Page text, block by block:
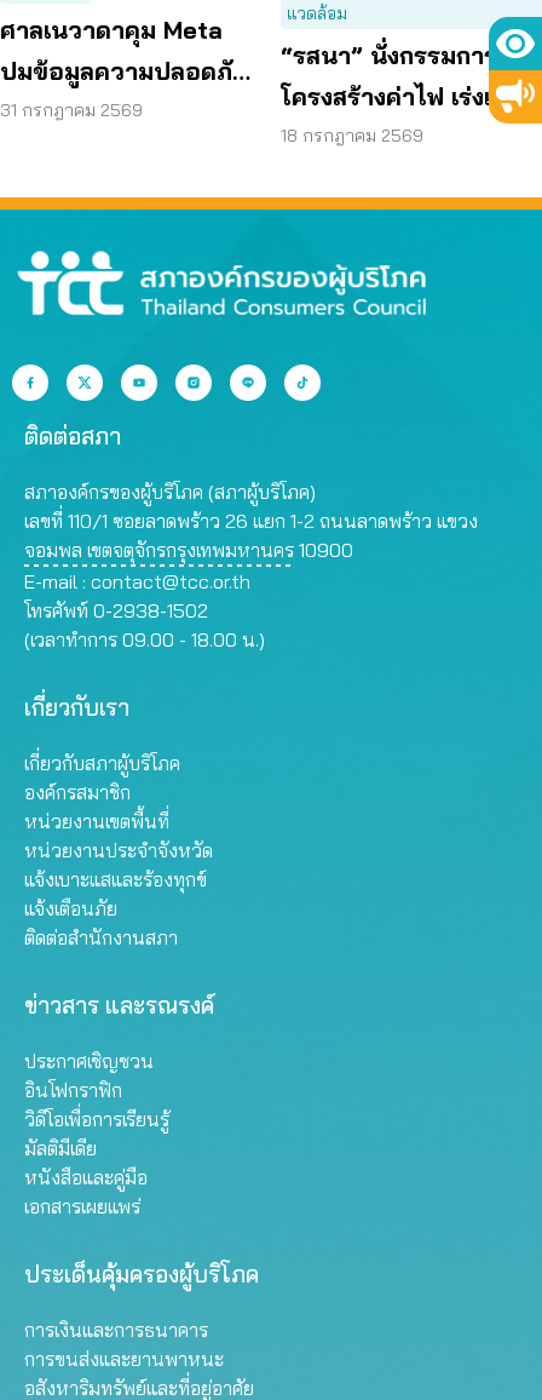
ศาลเนวาดาคุม Meta
ปมข้อมูลความปลอดภัย
ต่อเด็กบนเมสเซนเจอร์
31 กรกฎาคม 2569
แวดล้อม
“รสนา” นั่งกรรมการ รื้อ
โครงสร้างค่าไฟ เร่งแก้
ต้นเหตุพลังงานแพง
18 กรกฎาคม 2569
ติดต่อสภา
สภาองค์กรของผู้บริโภค (สภาผู้บริโภค)
เลขที่ 110/1 ซอยลาดพร้าว 26 แยก 1-2 ถนนลาดพร้าว แขวง
จอมพล เขตจตุจักรกรุงเทพมหานคร 10900
E-mail : contact@tcc.or.th
โทรศัพท์ 0-2938-1502
(เวลาทำการ 09.00 - 18.00 น.)
เกี่ยวกับเรา
เกี่ยวกับสภาผู้บริโภค
องค์กรสมาชิก
หน่วยงานเขตพื้นที่
หน่วยงานประจำจังหวัด
แจ้งเบาะแสและร้องทุกข์
แจ้งเตือนภัย
ติดต่อสำนักงานสภา
ข่าวสาร และรณรงค์
ประกาศเชิญชวน
อินโฟกราฟิก
วิดีโอเพื่อการเรียนรู้
มัลติมีเดีย
หนังสือและคู่มือ
เอกสารเผยแพร่
ประเด็นคุ้มครองผู้บริโภค
การเงินและการธนาคาร
การขนส่งและยานพาหนะ
อสังหาริมทรัพย์และที่อยู่อาศัย